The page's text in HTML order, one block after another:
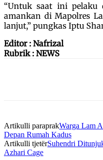
“Untuk saat ini
amankan di Mapolres
lanjut,” pungkas Iptu
Editor : Nafrizal
Rubrik : NEWS
Artikulli paraprakWarga Lam
Depan Rumah Kadus
Artikulli tjetërSuhendri
Azhari Cage